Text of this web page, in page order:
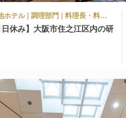
シティホテル, ビジネスホテル, その他ホテル | 調理部門 | 料理長・料理長候補 | ホテルフクラシア大阪ベイ
休み】大阪市住之江区内の研